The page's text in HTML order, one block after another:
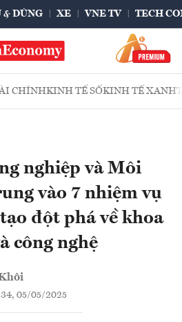
& DÙNG XE VNE TV TECH
CHÍNHKINH TẾ SỐKINH TẾ XANH
nghiệp và Môi
vào 7 nhiệm vụ
đột phá về khoa
công nghệ
05/05/2025